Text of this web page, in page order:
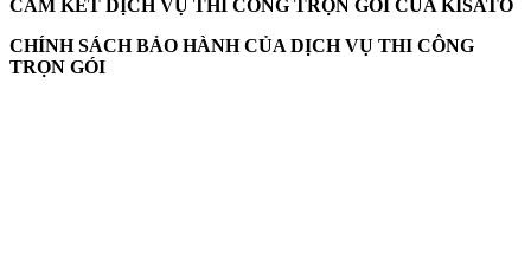
CAM KẾT DỊCH VỤ THI CÔNG TRỌN GÓI CỦA KISATO
CHÍNH SÁCH BẢO HÀNH CỦA DỊCH VỤ THI CÔNG
TRỌN GÓI